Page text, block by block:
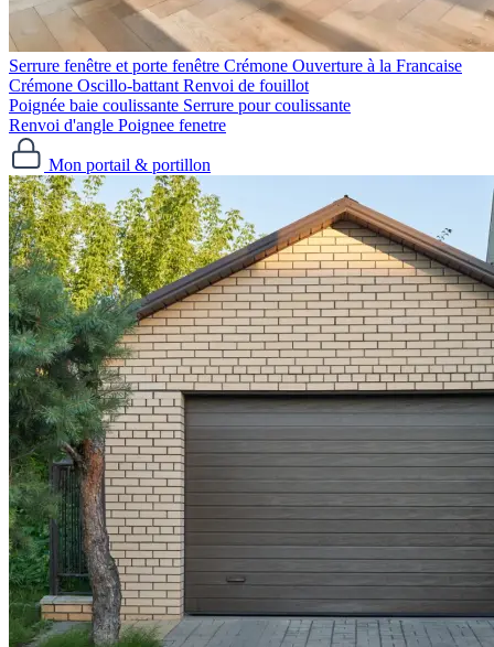
Serrure fenêtre et porte fenêtre Crémone Ouverture à la Francaise
Crémone Oscillo-battant Renvoi de fouillot
Poignée baie coulissante Serrure pour coulissante
Renvoi d'angle Poignee fenetre
Mon portail & portillon